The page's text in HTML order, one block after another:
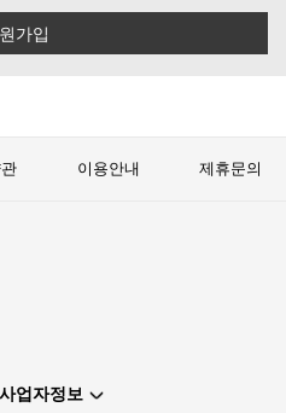
가입
이용안내 제휴문의
업자정보